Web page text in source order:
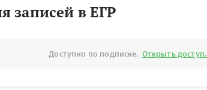
записей в ЕГР
Доступно по подписке. Открыть доступ.